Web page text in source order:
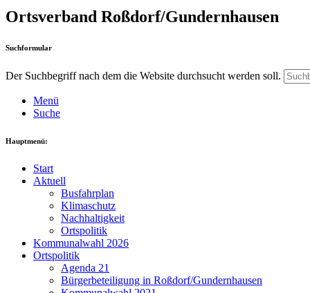
Ortsverband Roßdorf/Gundernhausen
Suchformular
Der Suchbegriff nach dem die Website durchsucht werden soll.
Menü
Suche
Hauptmenü:
Start
Aktuell
Busfahrplan
Klimaschutz
Nachhaltigkeit
Ortspolitik
Kommunalwahl 2026
Ortspolitik
Agenda 21
Bürgerbeteiligung in Roßdorf/Gundernhausen